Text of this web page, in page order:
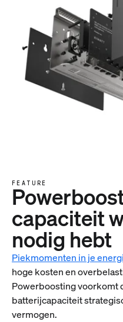
FEATURE
capaciteit
nodig hebt
Piekmomenten in je
hoge kosten en
Powerboosting voorkomt
batterijcapaciteit
vermogen.